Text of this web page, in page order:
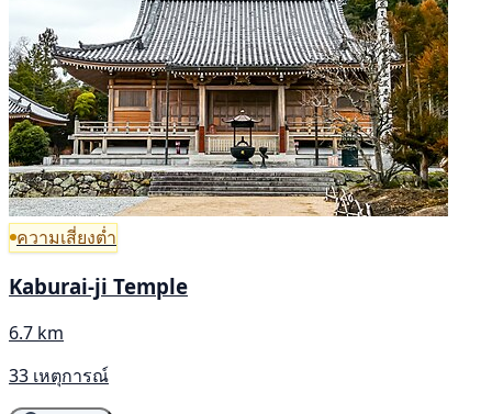
ความเสี่ยงต่ำ
Kaburai-ji Temple
6.7 km
33 เหตุการณ์